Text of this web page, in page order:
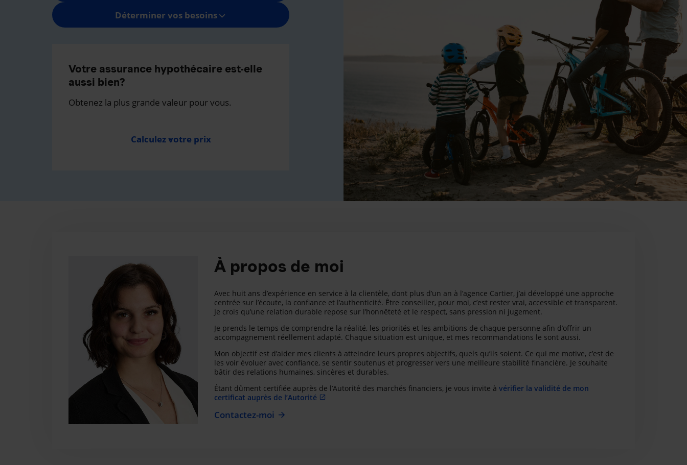
Déterminer vos besoins
Votre assurance hypothécaire est-elle
aussi bien?
Obtenez la plus grande valeur pour vous.
Calculez votre prix
À propos de moi
Avec huit ans d’expérience en service à la clientèle, dont plus d’un an à l’agence Cartier, j’ai développé une approche
centrée sur l’écoute, la confiance et l’authenticité. Être conseiller, pour moi, c’est rester vrai, accessible et transparent.
Je crois qu’une relation durable repose sur l’honnêteté et le respect, sans pression ni jugement.
Je prends le temps de comprendre la réalité, les priorités et les ambitions de chaque personne afin d’offrir un
accompagnement réellement adapté. Chaque situation est unique, et mes recommandations le sont aussi.
Mon objectif est d’aider mes clients à atteindre leurs propres objectifs, quels qu’ils soient. Ce qui me motive, c’est de
les voir évoluer avec confiance, se sentir soutenus et progresser vers une meilleure stabilité financière. Je souhaite
bâtir des relations humaines, sincères et durables.
Étant dûment certifiée auprès de l’Autorité des marchés financiers, je vous invite à vérifier la validité de mon
certificat auprès de l’Autorité
Contactez-moi